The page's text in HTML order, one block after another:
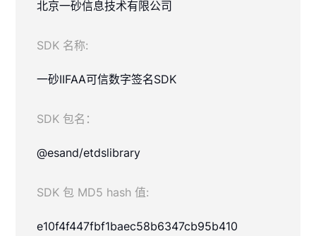
北京一砂信息技术有限公司
SDK 名称:
一砂IIFAA可信数字签名SDK
SDK 包名：
@esand/etdslibrary
SDK 包 MD5 hash 值:
e10f4f447fbf1baec58b6347cb95b410